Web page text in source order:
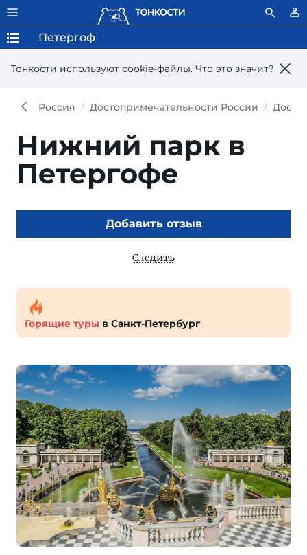
Тонкости используют сookie-файлы. Что это значит?
Петергоф
Россия Достопримечательности России
Нижний парк в
Петергофе
Добавить отзыв
Следить
Горящие туры в Санкт-Петербург